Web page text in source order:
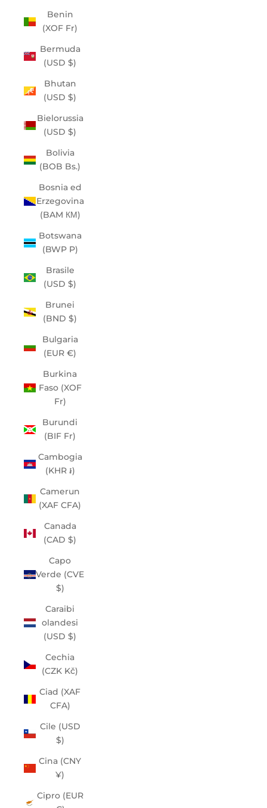
Benin
(XOF Fr)
Bermuda
(USD $)
Bhutan
(USD $)
Bielorussia
(USD $)
Bolivia
(BOB Bs.)
Bosnia ed
Erzegovina
(BAM КМ)
Botswana
(BWP P)
Brasile
(USD $)
Brunei
(BND $)
Bulgaria
(EUR €)
Burkina
Faso (XOF
Fr)
Burundi
(BIF Fr)
Cambogia
(KHR ៛)
Camerun
(XAF CFA)
Canada
(CAD $)
Capo
Verde (CVE
$)
Caraibi
olandesi
(USD $)
Cechia
(CZK Kč)
Ciad (XAF
CFA)
Cile (USD
$)
Cina (CNY
¥)
Cipro (EUR